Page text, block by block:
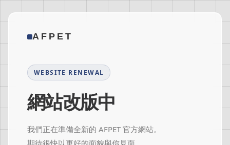
AFPET
WEBSITE RENEWAL
網站改版中
我們正在準備全新的 AFPET 官方網站。
期待很快以更好的面貌與你見面。